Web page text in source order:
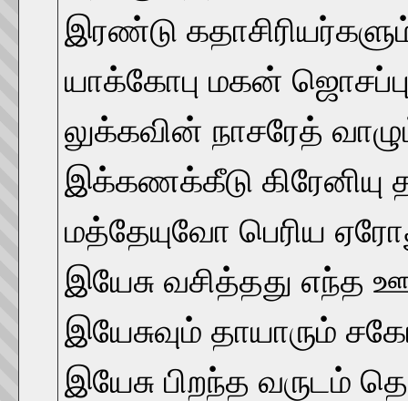
இரண்டு
யாக்கோபு மகன்
லுக்கவின் நாசரேத்
இக்கணக்கீடு
மத்தேயுவோ பெரிய
இயேசு வசித்தது எந்த
இயேசுவும் தாயாரும்
இயேசு பிறந்த வருடம்